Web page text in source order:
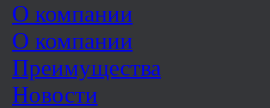
О компании
О компании
Преимущества
Новости